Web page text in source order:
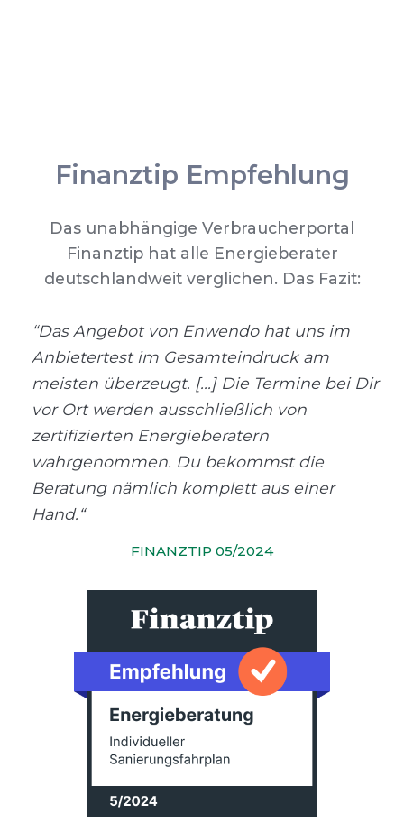
Finanztip Empfehlung
Das unabhängige Verbraucherportal
Finanztip hat alle Energieberater
deutschlandweit verglichen. Das Fazit:
“Das Angebot von Enwendo hat uns im
Anbietertest im Gesamteindruck am
meisten überzeugt. [...] Die Termine bei Dir
vor Ort werden ausschließlich von
zertifizierten Energieberatern
wahrgenommen. Du bekommst die
Beratung nämlich komplett aus einer
Hand.“
FINANZTIP 05/2024